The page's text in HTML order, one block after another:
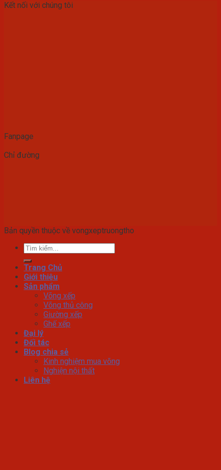
Kết nối với chúng tôi
Fanpage
Chỉ đường
Bản quyền thuộc về vongxeptruongtho
Tìm
kiếm:
Trang Chủ
Giới thiệu
Sản phẩm
Võng xếp
Võng thủ công
Giường xếp
Ghế xếp
Đại lý
Đối tác
Blog chia sẻ
Kinh nghiệm mua võng
Nghiện nội thất
Liên hệ